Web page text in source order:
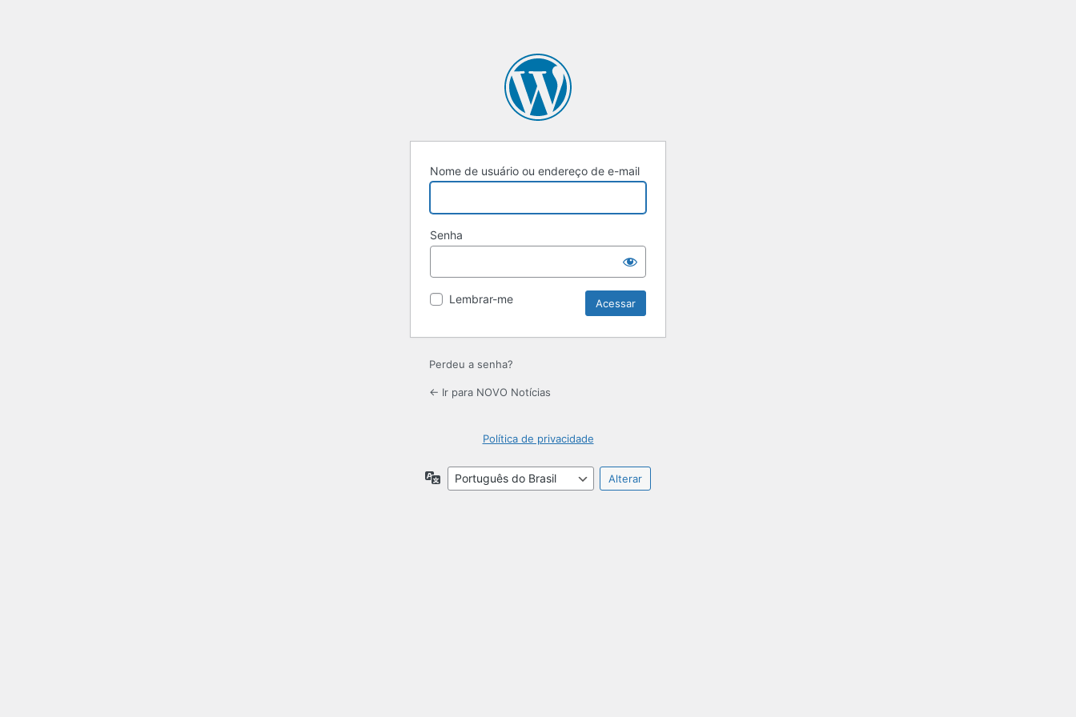
Nome de usuário ou endereço de e-mail
Senha
Lembrar-me
Perdeu a senha?
← Ir para NOVO Notícias
Política de privacidade
Idioma